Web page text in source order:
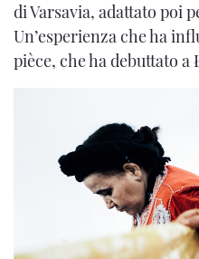
di Varsavia, adattato poi
Un’esperienza che ha
pièce, che ha debuttato